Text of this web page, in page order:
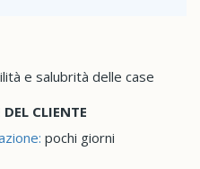
e salubrità delle case
CLIENTE
pochi giorni